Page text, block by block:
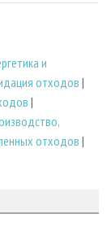
и
отходов|
|
отходов |